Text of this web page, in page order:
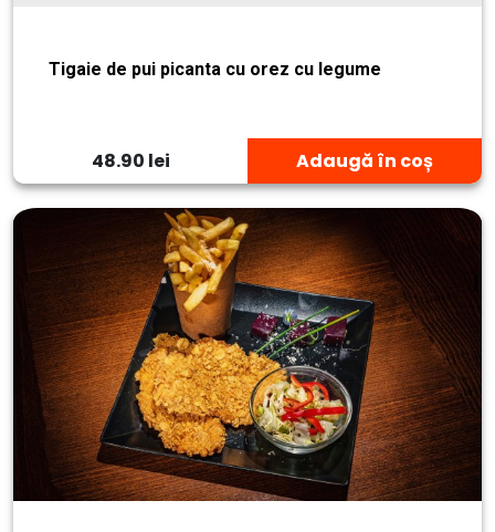
Tigaie de pui picanta cu orez cu legume
48.90 lei Adaugă în coș